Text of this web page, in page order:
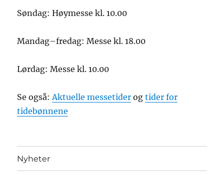
Søndag: Høymesse kl. 10.00
Mandag–fredag: Messe kl. 18.00
Lørdag: Messe kl. 10.00
Se også:Aktuelle messetider ogtider for
tidebønnene
Nyheter